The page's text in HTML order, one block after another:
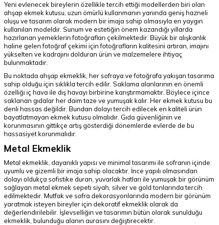
Yeni evlenecek bireylerin özellikle tercih ettiği modellerden biri olan
ahşap ekmek kutusu, uzun ömürlü kullanmanın yanında geniş hazneli
oluşu ve tasarım olarak modern bir imaja sahip olmasıyla en yaygın
kullanılan modeldir. Sunum ve estetiğin önem kazandığı yıllarda
hazırlanan yemeklerin fotoğrafları çekilmektedir. Büyük bir alışkanlık
haline gelen fotoğraf çekimi için fotoğrafların kalitesini artıran, imajını
yükselten ve kadrajını dolduran ürün ve malzemelere ihtiyaç
bulunmaktadır.
Bu noktada ahşap ekmeklik, her sofraya ve fotoğrafa yakışan tasarıma
sahip olduğu için sıklıkla tercih edilir. Saklama alanlarının en önemli
özelliği iç hava ile dış havayı birbirine karıştırmamaktır. Böylece içince
saklanan gıdalar her daim taze ve yumuşak kalır. Her ekmek kutusu bu
denli hassas değildir. Bundan dolayı tercih edilecek en kaliteli ürün
bayatlatmayan ekmek kutusu olmalıdır. Gıda güvenliğinin ve
korunmasının gittikçe artış gösterdiği dönemlerde evlerde de bu
hassasiyet korunmalıdır.
Metal Ekmeklik
Metal ekmeklik, dayanıklı yapısı ve minimal tasarımı ile sofranın içinde
uyumlu ve gizemli bir imaja sahip olacaktır. İnce yapılı olmasından
dolayı oldukça sofistike duran, yuvarlak hatları ile yumuşak bir görünüm
sağlayan metal ekmek sepeti siyah, silver ve gold tonlarında tercih
edilmektedir. Mutfak ve sofra dekorasyonlarında modern bir görünüm
yaratmak isteyen bireyler için dekoratif ekmeklik olarak da
değerlendirilebilir. İşlevselliğin ve tasarımın bütün olarak sunulduğu
ekmeklik, bulunduğu alanın aurasını değiştirecektir.